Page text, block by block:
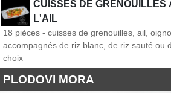
CUISSES DE GRENOUILLES
L'AIL
18 pièces - cuisses de grenouilles, ail,
accompagnés de riz blanc, de riz sauté ou
choix
PLODOVI MORA